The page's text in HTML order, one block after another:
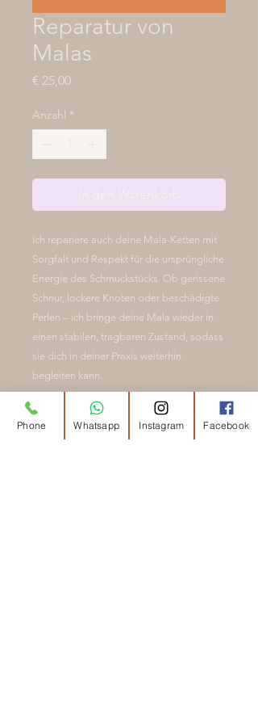
Reparatur von
Malas
€ 25,00Preis
Anzahl *
Ich repariere auch deine Mala-Ketten mit
Sorgfalt und Respekt für die ursprüngliche
Energie des Schmuckstücks. Ob gerissene
Schnur, lockere Knoten oder beschädigte
Perlen – ich bringe deine Mala wieder in
einen stabilen, tragbaren Zustand, sodass
sie dich in deiner Praxis weiterhin
begleiten kann.
💛
Malareparatur (inkl. Neuauffädeln &
Knoten): ab 25–45 €
Phone Whatsapp Instagram Facebook